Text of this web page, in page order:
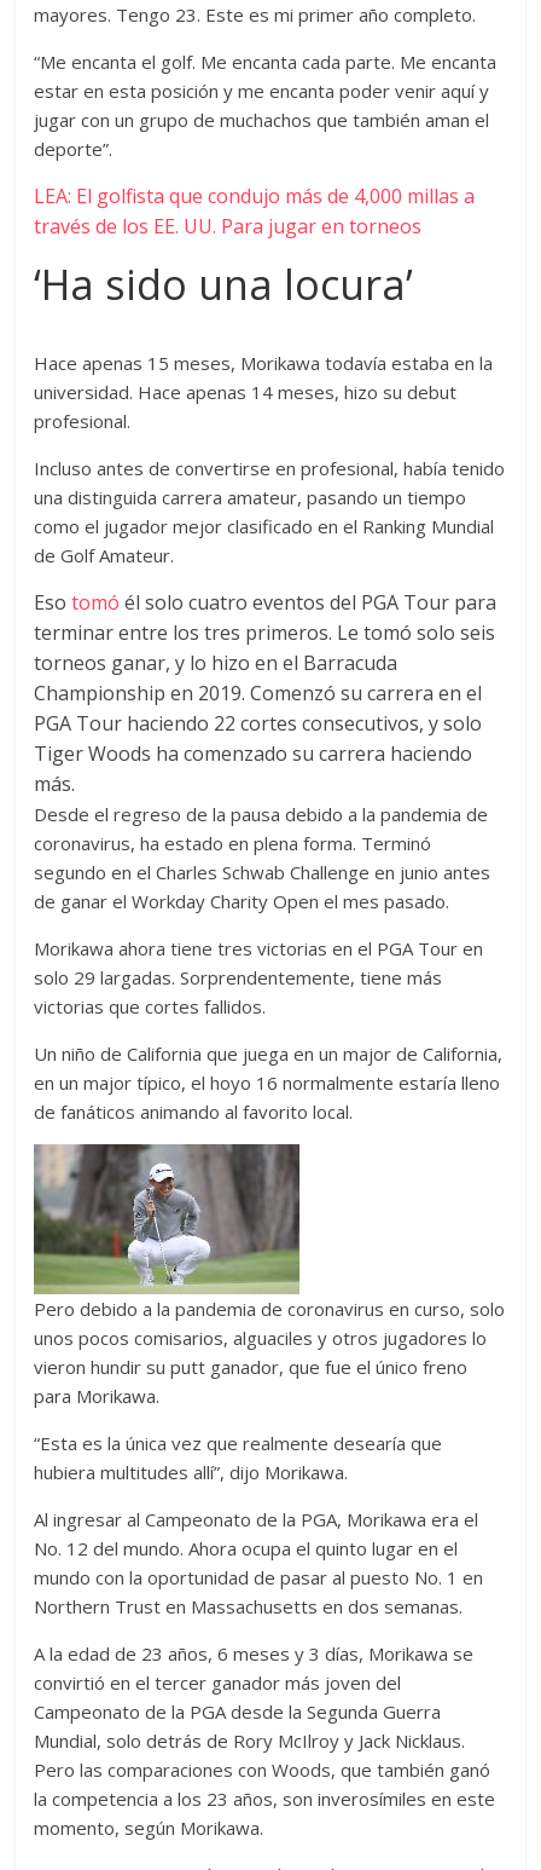
mayores. Tengo 23. Este es mi primer año completo.
“Me encanta el golf. Me encanta cada parte. Me encanta
estar en esta posición y me encanta poder venir aquí y
jugar con un grupo de muchachos que también aman el
deporte”.
LEA: El golfista que condujo más de 4,000 millas a
través de los EE. UU. Para jugar en torneos
‘Ha sido una locura’
Hace apenas 15 meses, Morikawa todavía estaba en la
universidad. Hace apenas 14 meses, hizo su debut
profesional.
Incluso antes de convertirse en profesional, había tenido
una distinguida carrera amateur, pasando un tiempo
como el jugador mejor clasificado en el Ranking Mundial
de Golf Amateur.
Esotomó él solo cuatro eventos del PGA Tour para
terminar entre los tres primeros. Le tomó solo seis
torneos ganar, y lo hizo en el Barracuda
Championship en 2019. Comenzó su carrera en el
PGA Tour haciendo 22 cortes consecutivos, y solo
Tiger Woods ha comenzado su carrera haciendo
más.
Desde el regreso de la pausa debido a la pandemia de
coronavirus, ha estado en plena forma. Terminó
segundo en el Charles Schwab Challenge en junio antes
de ganar el Workday Charity Open el mes pasado.
Morikawa ahora tiene tres victorias en el PGA Tour en
solo 29 largadas. Sorprendentemente, tiene más
victorias que cortes fallidos.
Un niño de California que juega en un major de California,
en un major típico, el hoyo 16 normalmente estaría lleno
de fanáticos animando al favorito local.
Pero debido a la pandemia de coronavirus en curso, solo
unos pocos comisarios, alguaciles y otros jugadores lo
vieron hundir su putt ganador, que fue el único freno
para Morikawa.
“Esta es la única vez que realmente desearía que
hubiera multitudes allí”, dijo Morikawa.
Al ingresar al Campeonato de la PGA, Morikawa era el
No. 12 del mundo. Ahora ocupa el quinto lugar en el
mundo con la oportunidad de pasar al puesto No. 1 en
Northern Trust en Massachusetts en dos semanas.
A la edad de 23 años, 6 meses y 3 días, Morikawa se
convirtió en el tercer ganador más joven del
Campeonato de la PGA desde la Segunda Guerra
Mundial, solo detrás de Rory McIlroy y Jack Nicklaus.
Pero las comparaciones con Woods, que también ganó
la competencia a los 23 años, son inverosímiles en este
momento, según Morikawa.